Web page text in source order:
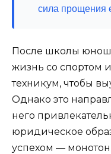
сила прощения
После школы
жизнь со спортом
техникум, чтобы
Однако это
него
юридическое
успехом —